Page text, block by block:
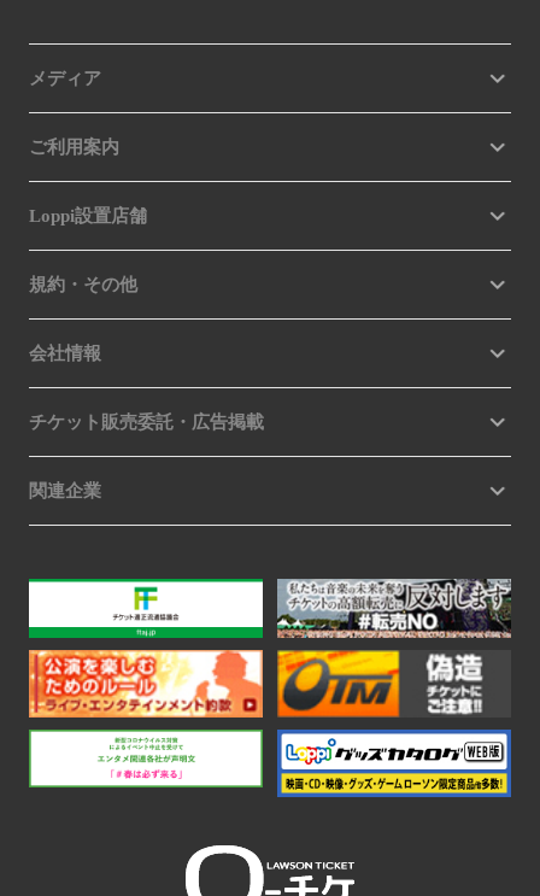
メディア
ご利用案内
Loppi設置店舗
規約・その他
会社情報
チケット販売委託・広告掲載
関連企業